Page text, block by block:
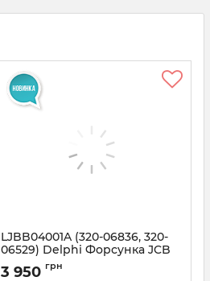
LJBB04001A (320-06836, 320-
06529) Delphi Форсунка JCB
Артикул:
3 950 грн